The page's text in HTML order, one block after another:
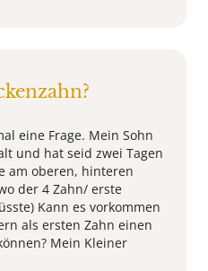
eine Frage. Mein Sohn
und hat seid zwei Tagen
am oberen, hinteren
der 4 Zahn/ erste
Kann es vorkommen
als ersten Zahn einen
Mein Kleiner